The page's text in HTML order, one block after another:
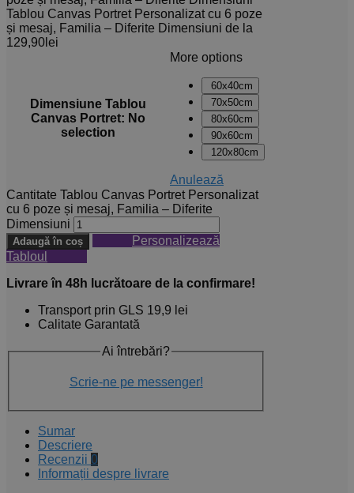
Tablou Canvas Portret Personalizat cu 6 poze
și mesaj, Familia – Diferite Dimensiuni de la
129,90 lei
Dimensiune Tablou
Canvas Portret: No
selection
More options
60x40cm
70x50cm
80x60cm
90x60cm
120x80cm
Anulează
Cantitate Tablou Canvas Portret Personalizat
cu 6 poze și mesaj, Familia – Diferite
Dimensiuni
Adaugă în coș
Personalizează
Tabloul
Livrare în 48h lucrătoare de la confirmare!
Transport prin GLS 19,9 lei
Calitate Garantată
Ai întrebări?
Scrie-ne pe messenger!
Sumar
Descriere
Recenzii 0
Informații despre livrare